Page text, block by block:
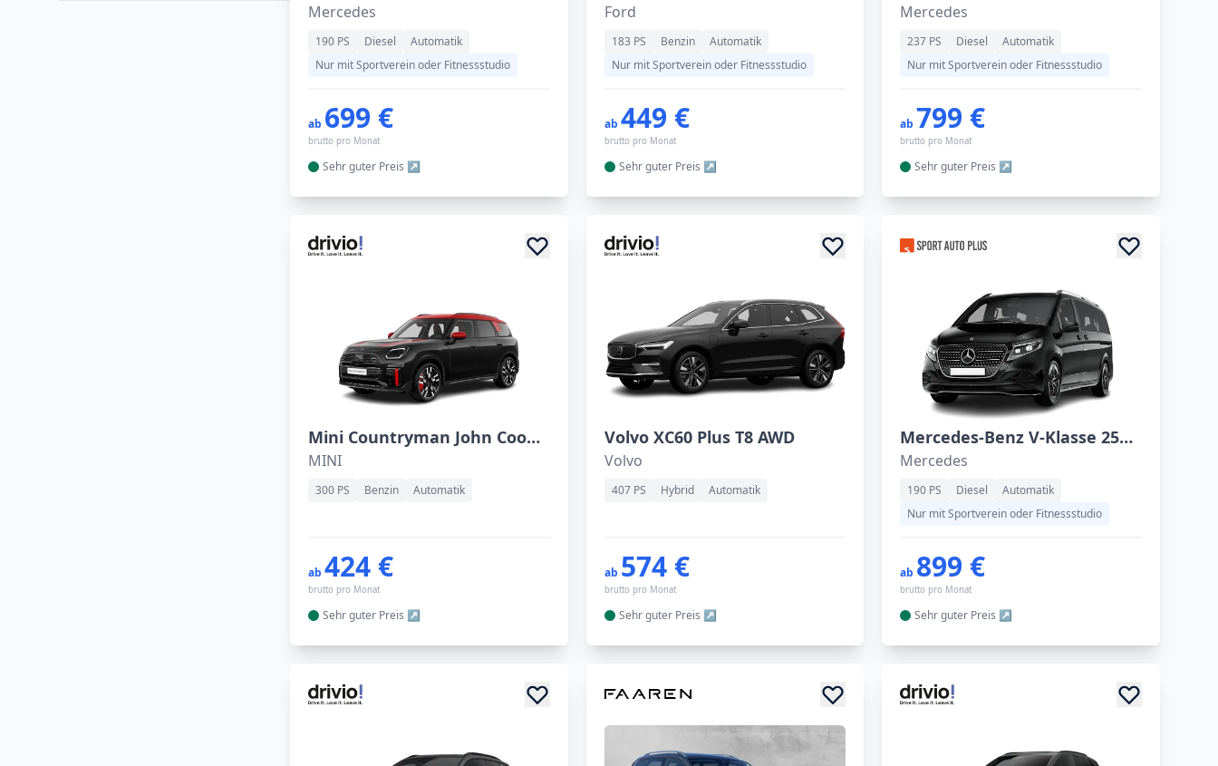
Mercedes
190 PS Diesel
Automatik
Nur mit Sportverein oder Fitnessstudio
ab 699 €
brutto pro Monat
Sehr guter Preis
Ford
183 PS Benzin
Automatik
Nur mit Sportverein oder Fitnessstudio
ab 449 €
brutto pro Monat
Sehr guter Preis
Mercedes
237 PS Diesel
Automatik
Nur mit Sportverein oder Fitnessstudio
ab 799 €
brutto pro Monat
Sehr guter Preis
Mini Countryman John Cooper Works ALL4
MINI
300 PS Benzin Automatik
ab 424 €
brutto pro Monat
Sehr guter Preis
Volvo XC60 Plus T8 AWD
Volvo
407 PS Hybrid Automatik
ab 574 €
brutto pro Monat
Sehr guter Preis
Mercedes-Benz V-Klasse 250 d 4MATIC lang
Mercedes
190 PS Diesel
Automatik
Nur mit Sportverein oder Fitnessstudio
ab 899 €
brutto pro Monat
Sehr guter Preis